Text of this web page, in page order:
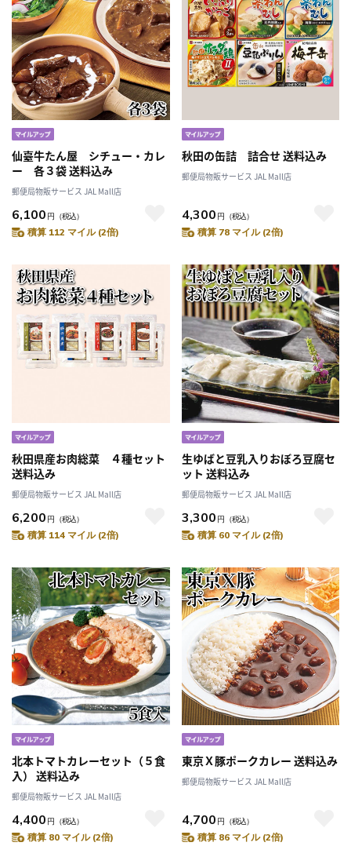
仙臺牛たん屋 シチュー・カレ
ー 各３袋 送料込み
郵便局物販サービス JAL Mall店
6,100 円 （税込）
積算 112 マイル (2倍)
秋田の缶詰 詰合せ 送料込み
郵便局物販サービス JAL Mall店
4,300 円 （税込）
積算 78 マイル (2倍)
秋田県産お肉総菜 ４種セット
送料込み
郵便局物販サービス JAL Mall店
6,200 円 （税込）
積算 114 マイル (2倍)
生ゆばと豆乳入りおぼろ豆腐セ
ット 送料込み
郵便局物販サービス JAL Mall店
3,300 円 （税込）
積算 60 マイル (2倍)
北本トマトカレーセット（５食
入） 送料込み
郵便局物販サービス JAL Mall店
4,400 円 （税込）
積算 80 マイル (2倍)
東京Ｘ豚ポークカレー 送料込み
郵便局物販サービス JAL Mall店
4,700 円 （税込）
積算 86 マイル (2倍)